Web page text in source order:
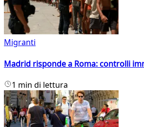
Migranti
Madrid risponde a Roma: controlli
1 min di lettura